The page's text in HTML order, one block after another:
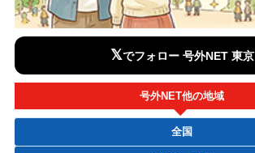
𝕏でフォロー 号外NET 東京
号外NET他の地域
全国